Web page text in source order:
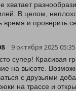
хватает
В целом,
время и проверить
9 октября 2025 05:35
супер! Красивая
на высоте.
с друзьями
на трассе и